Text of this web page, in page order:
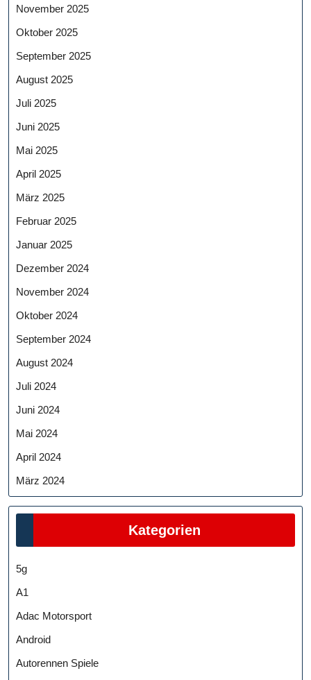
November 2025
Oktober 2025
September 2025
August 2025
Juli 2025
Juni 2025
Mai 2025
April 2025
März 2025
Februar 2025
Januar 2025
Dezember 2024
November 2024
Oktober 2024
September 2024
August 2024
Juli 2024
Juni 2024
Mai 2024
April 2024
März 2024
Kategorien
5g
A1
Adac Motorsport
Android
Autorennen Spiele